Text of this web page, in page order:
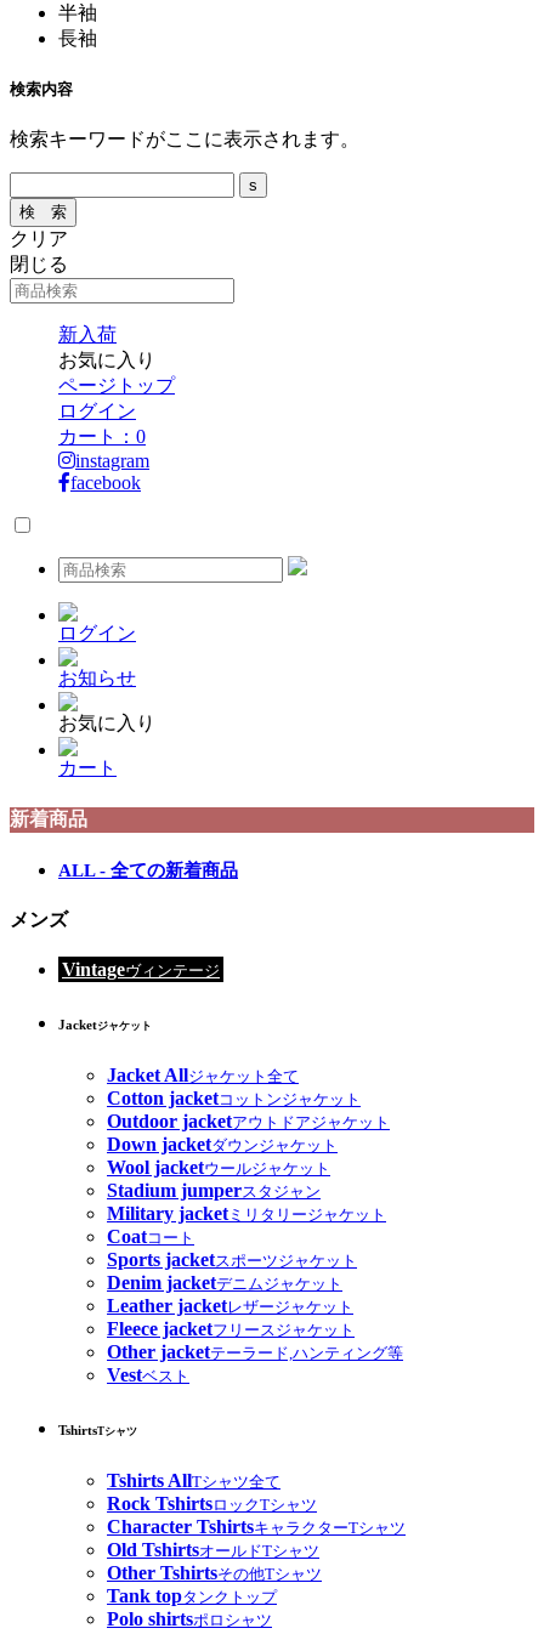
半袖
長袖
検索内容
検索キーワードがここに表示されます。
クリア
閉じる
新入荷
お気に入り
ページトップ
ログイン
カート： 0
instagram
facebook
ログイン
お知らせ
お気に入り
カート
新着商品
ALL - 全ての新着商品
メンズ
Vintageヴィンテージ
Jacketジャケット
Jacket Allジャケット全て
Cotton jacketコットンジャケット
Outdoor jacketアウトドアジャケット
Down jacketダウンジャケット
Wool jacketウールジャケット
Stadium jumperスタジャン
Military jacketミリタリージャケット
Coatコート
Sports jacketスポーツジャケット
Denim jacketデニムジャケット
Leather jacketレザージャケット
Fleece jacketフリースジャケット
Other jacketテーラード,ハンティング等
Vestベスト
TshirtsTシャツ
Tshirts AllTシャツ全て
Rock TshirtsロックTシャツ
Character TshirtsキャラクターTシャツ
Old TshirtsオールドTシャツ
Other Tshirtsその他Tシャツ
Tank topタンクトップ
Polo shirtsポロシャツ